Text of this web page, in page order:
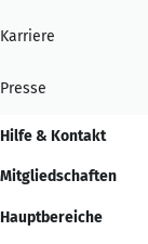
Karriere
Presse
Hilfe & Kontakt
Mitgliedschaften
Hauptbereiche